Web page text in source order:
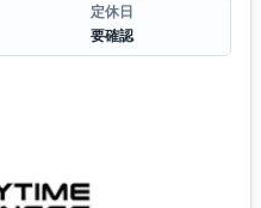
定休日
要確認